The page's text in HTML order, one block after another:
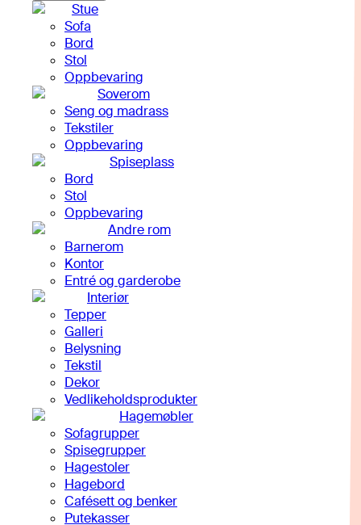
Stue
Sofa
Bord
Stol
Oppbevaring
Soverom
Seng og madrass
Tekstiler
Oppbevaring
Spiseplass
Bord
Stol
Oppbevaring
Andre rom
Barnerom
Kontor
Entré og garderobe
Interiør
Tepper
Galleri
Belysning
Tekstil
Dekor
Vedlikeholdsprodukter
Hagemøbler
Sofagrupper
Spisegrupper
Hagestoler
Hagebord
Cafésett og benker
Putekasser